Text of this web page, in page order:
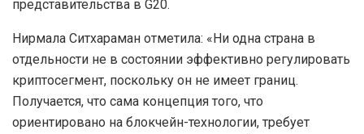
представительства в G20.
Нирмала Ситхараман отметила: «Ни одна страна в
отдельности не в состоянии эффективно регулировать
криптосегмент, поскольку он не имеет границ.
Получается, что сама концепция того, что
ориентировано на блокчейн-технологии, требует